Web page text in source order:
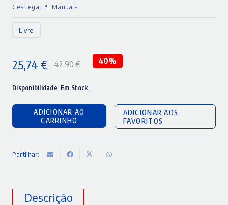
Gestlegal • Manuais
Livro
42,90€
preço
original
era:
42,90 €.
25,74 €
preço
atual
é:
25,74 €.
40%
Disponibilidade Em Stock
ADICIONAR AO
CARRINHO
ADICIONAR AOS
FAVORITOS
Partilhar:
Descrição